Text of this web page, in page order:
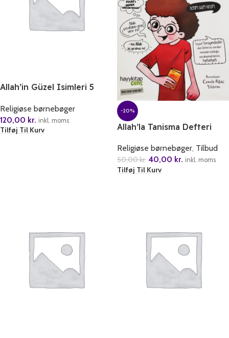
Allah’in Güzel Isimleri 5
Religiøse børnebøger
120,00 kr. inkl. moms
Tilføj Til Kurv
-20%
Allah’la Tanisma Defteri
Religiøse børnebøger, Tilbud
50,00kr. 40,00 kr. inkl. moms
Tilføj Til Kurv